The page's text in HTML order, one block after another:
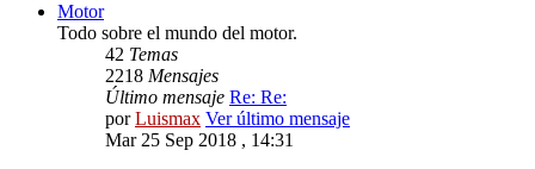
Motor
Todo sobre el mundo del motor.
42 Temas
2218 Mensajes
Último mensaje Re: Re:
porLuismax Ver último mensaje
Mar 25 Sep 2018 , 14:31